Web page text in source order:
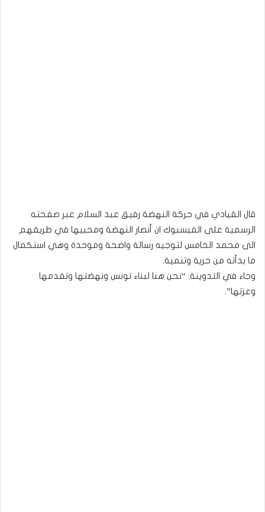
قال القيادي في حركة النهضة رفيق عبد السلام عبر صفحته
الرسمية على الفيسبوك ان أنصار النهضة ومحبيها في طريقهم
الى محمد الخامس لتوجيه رسالة واضحة وموحدة وهي استكمال
ما بدأته من حرية وتنمية.
وجاء في التدوينة: “نحن هنا لبناء تونس ونهضتها وتقدمها
وعزتها”.